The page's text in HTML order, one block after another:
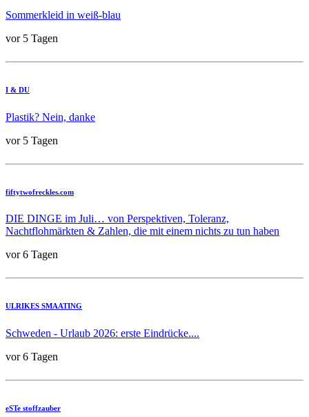
Sommerkleid in weiß-blau
vor 5 Tagen
I & DU
Plastik? Nein, danke
vor 5 Tagen
fiftytwofreckles.com
DIE DINGE im Juli… von Perspektiven, Toleranz,
Nachtflohmärkten & Zahlen, die mit einem nichts zu tun haben
vor 6 Tagen
ULRIKES SMAATING
Schweden - Urlaub 2026: erste Eindrücke....
vor 6 Tagen
eSTe stoffzauber